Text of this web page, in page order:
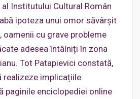
Institutului Cultural Român
ipoteza unui omor săvârșit
oamenii cu grave probleme
adesea întâlniți în zona
Tot Patapievici constată,
realizeze implicațiile
paginile enciclopediei online